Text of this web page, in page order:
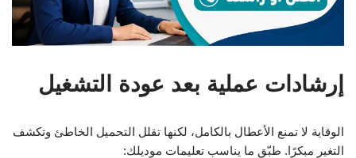
إرشادات عملية بعد عودة التشغيل
الوقاية لا تمنع الأعطال بالكامل، لكنها تقلل التحميل الخاطئ وتكشف
التغير مبكرًا. طبّق ما يناسب تعليمات موديلك: